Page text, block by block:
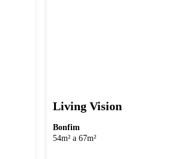
Living Vision
Bonfim
54m² a 67m²